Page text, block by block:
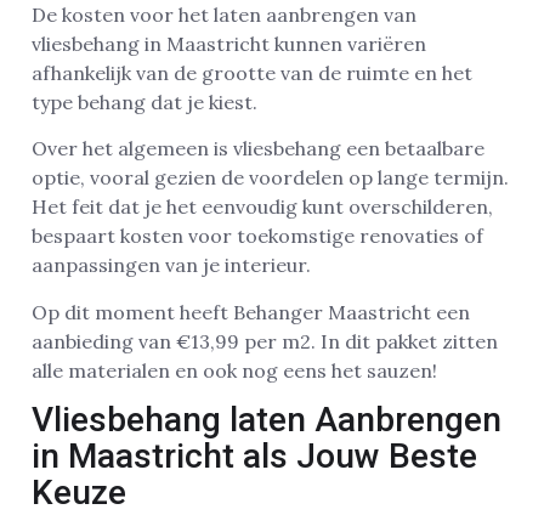
De kosten voor het laten aanbrengen van
vliesbehang in Maastricht kunnen variëren
afhankelijk van de grootte van de ruimte en het
type behang dat je kiest.
Over het algemeen is vliesbehang een betaalbare
optie, vooral gezien de voordelen op lange termijn.
Het feit dat je het eenvoudig kunt overschilderen,
bespaart kosten voor toekomstige renovaties of
aanpassingen van je interieur.
Op dit moment heeft Behanger Maastricht een
aanbieding van €13,99 per m2. In dit pakket zitten
alle materialen en ook nog eens het sauzen!
Vliesbehang laten Aanbrengen
in Maastricht als Jouw Beste
Keuze